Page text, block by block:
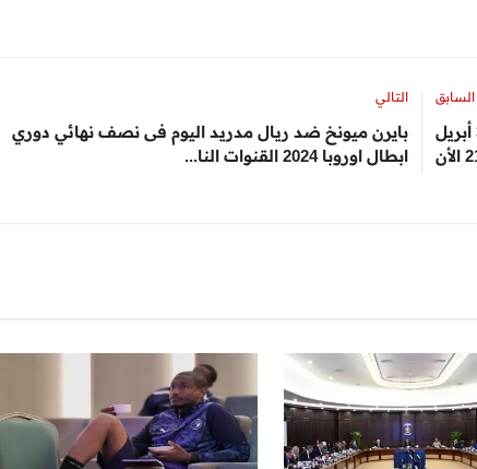
السابق
سعر سبيكة الذهب BTC في مصر اليوم الثلاثاء 30 أبريل
التالي
بايرن ميونخ ضد ريال مدريد اليوم فى نصف نهائي دوري
ابطال اوروبا 2024 القنوات النا...